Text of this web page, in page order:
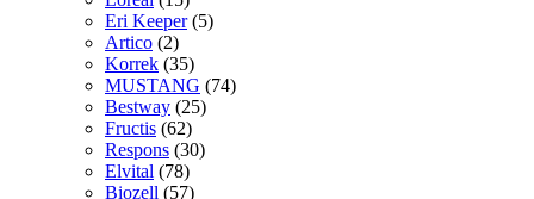
Eri Keeper (5)
Artico (2)
Korrek (35)
MUSTANG (74)
Bestway (25)
Fructis (62)
Respons (30)
Elvital (78)
Biozell (57)